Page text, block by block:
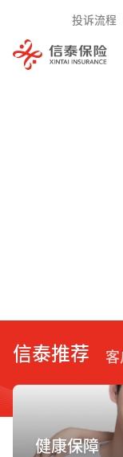
投诉流程
信泰推荐 客
健康保障